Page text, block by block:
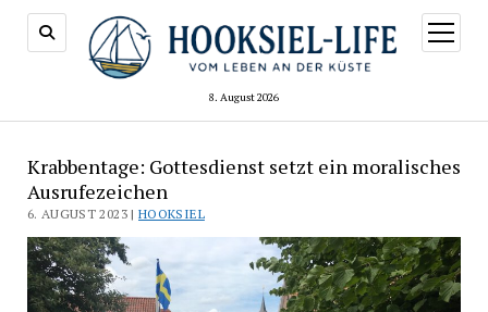
8. August 2026
Menü
öffnen
Krabbentage: Gottesdienst setzt ein moralisches
Ausrufezeichen
6. AUGUST 2023 |HOOKSIEL